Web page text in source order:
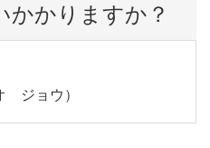
かかりますか？
ジョウ）